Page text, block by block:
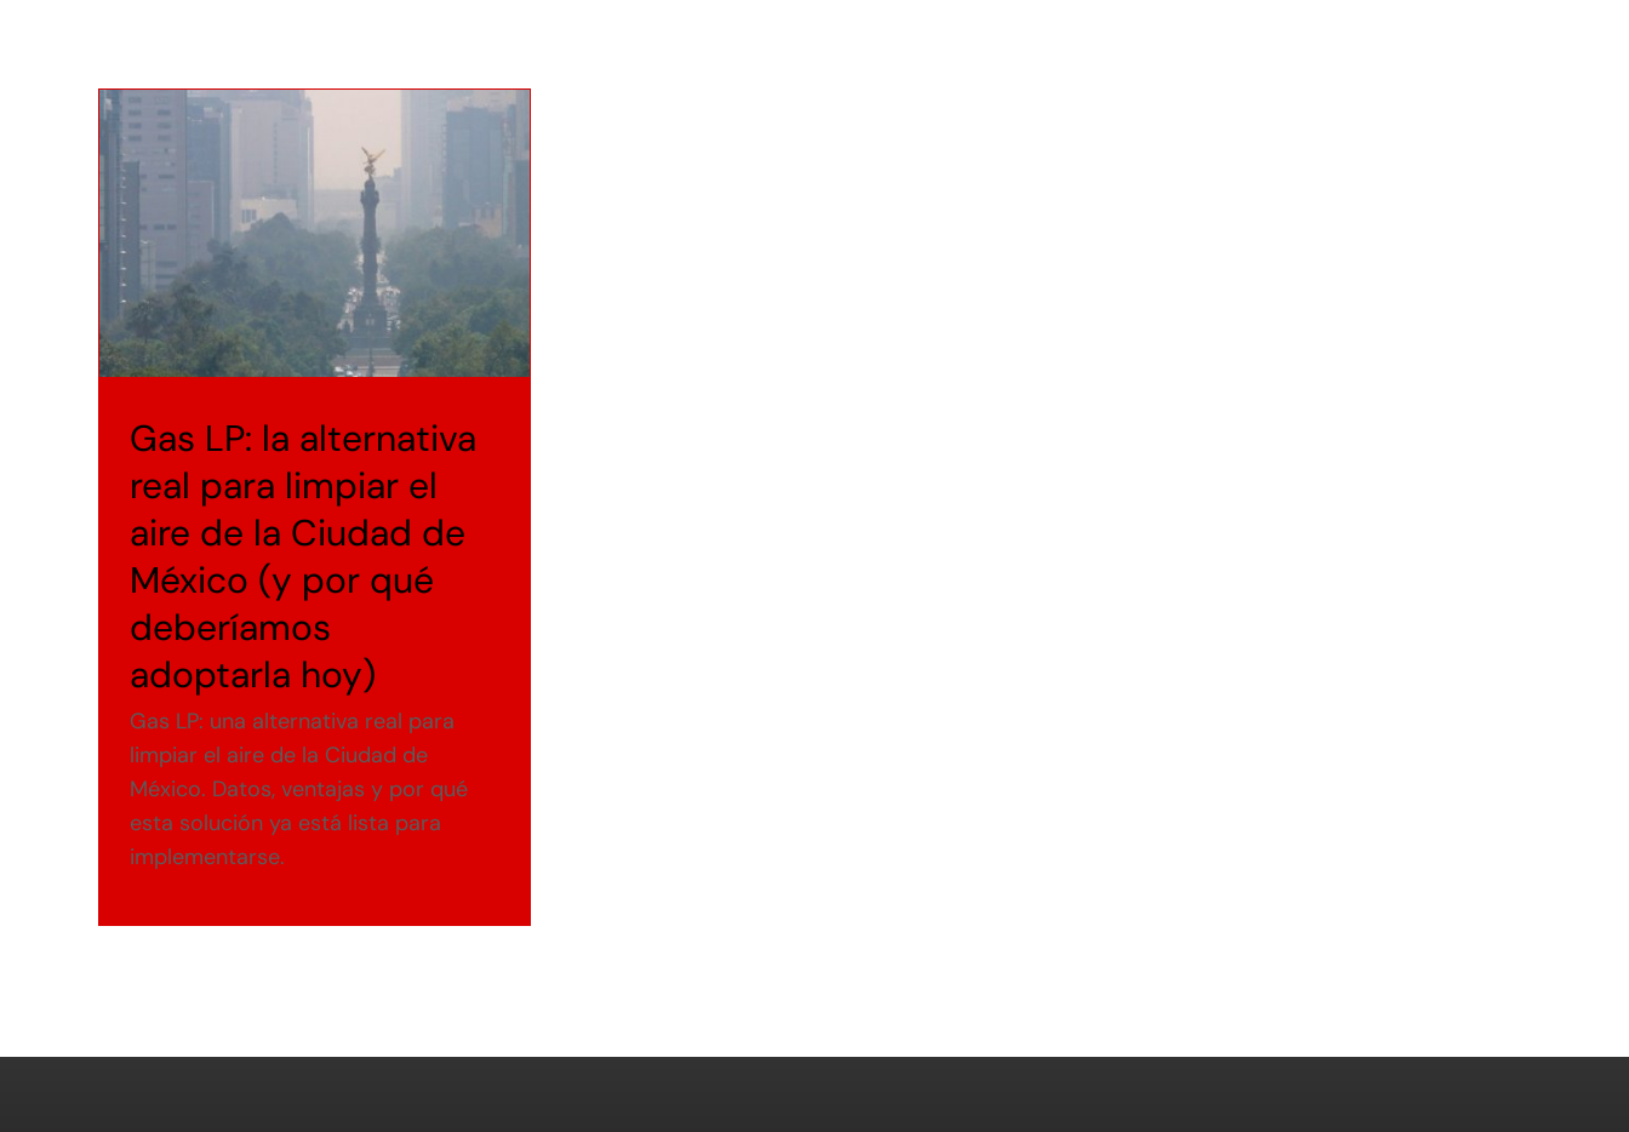
Gas LP: la alternativa
real para limpiar el
aire de la Ciudad de
México (y por qué
deberíamos
adoptarla hoy)
Gas LP: una alternativa real para
limpiar el aire de la Ciudad de
México. Datos, ventajas y por qué
esta solución ya está lista para
implementarse.